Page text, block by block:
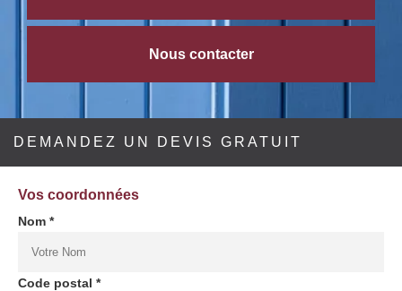
Nous contacter
DEMANDEZ UN DEVIS GRATUIT
Vos coordonnées
Nom *
Code postal *